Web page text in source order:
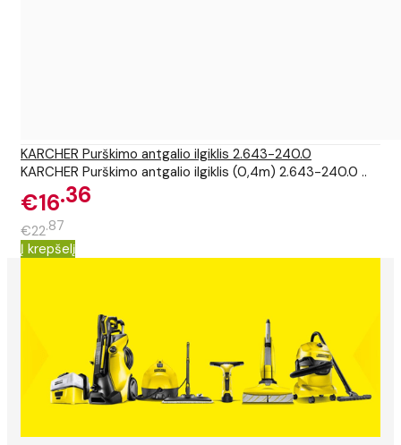
KARCHER Purškimo antgalio ilgiklis 2.643-240.0
KARCHER Purškimo antgalio ilgiklis (0,4m) 2.643-240.0 ..
€16 36
€22 87
Į krepšelį